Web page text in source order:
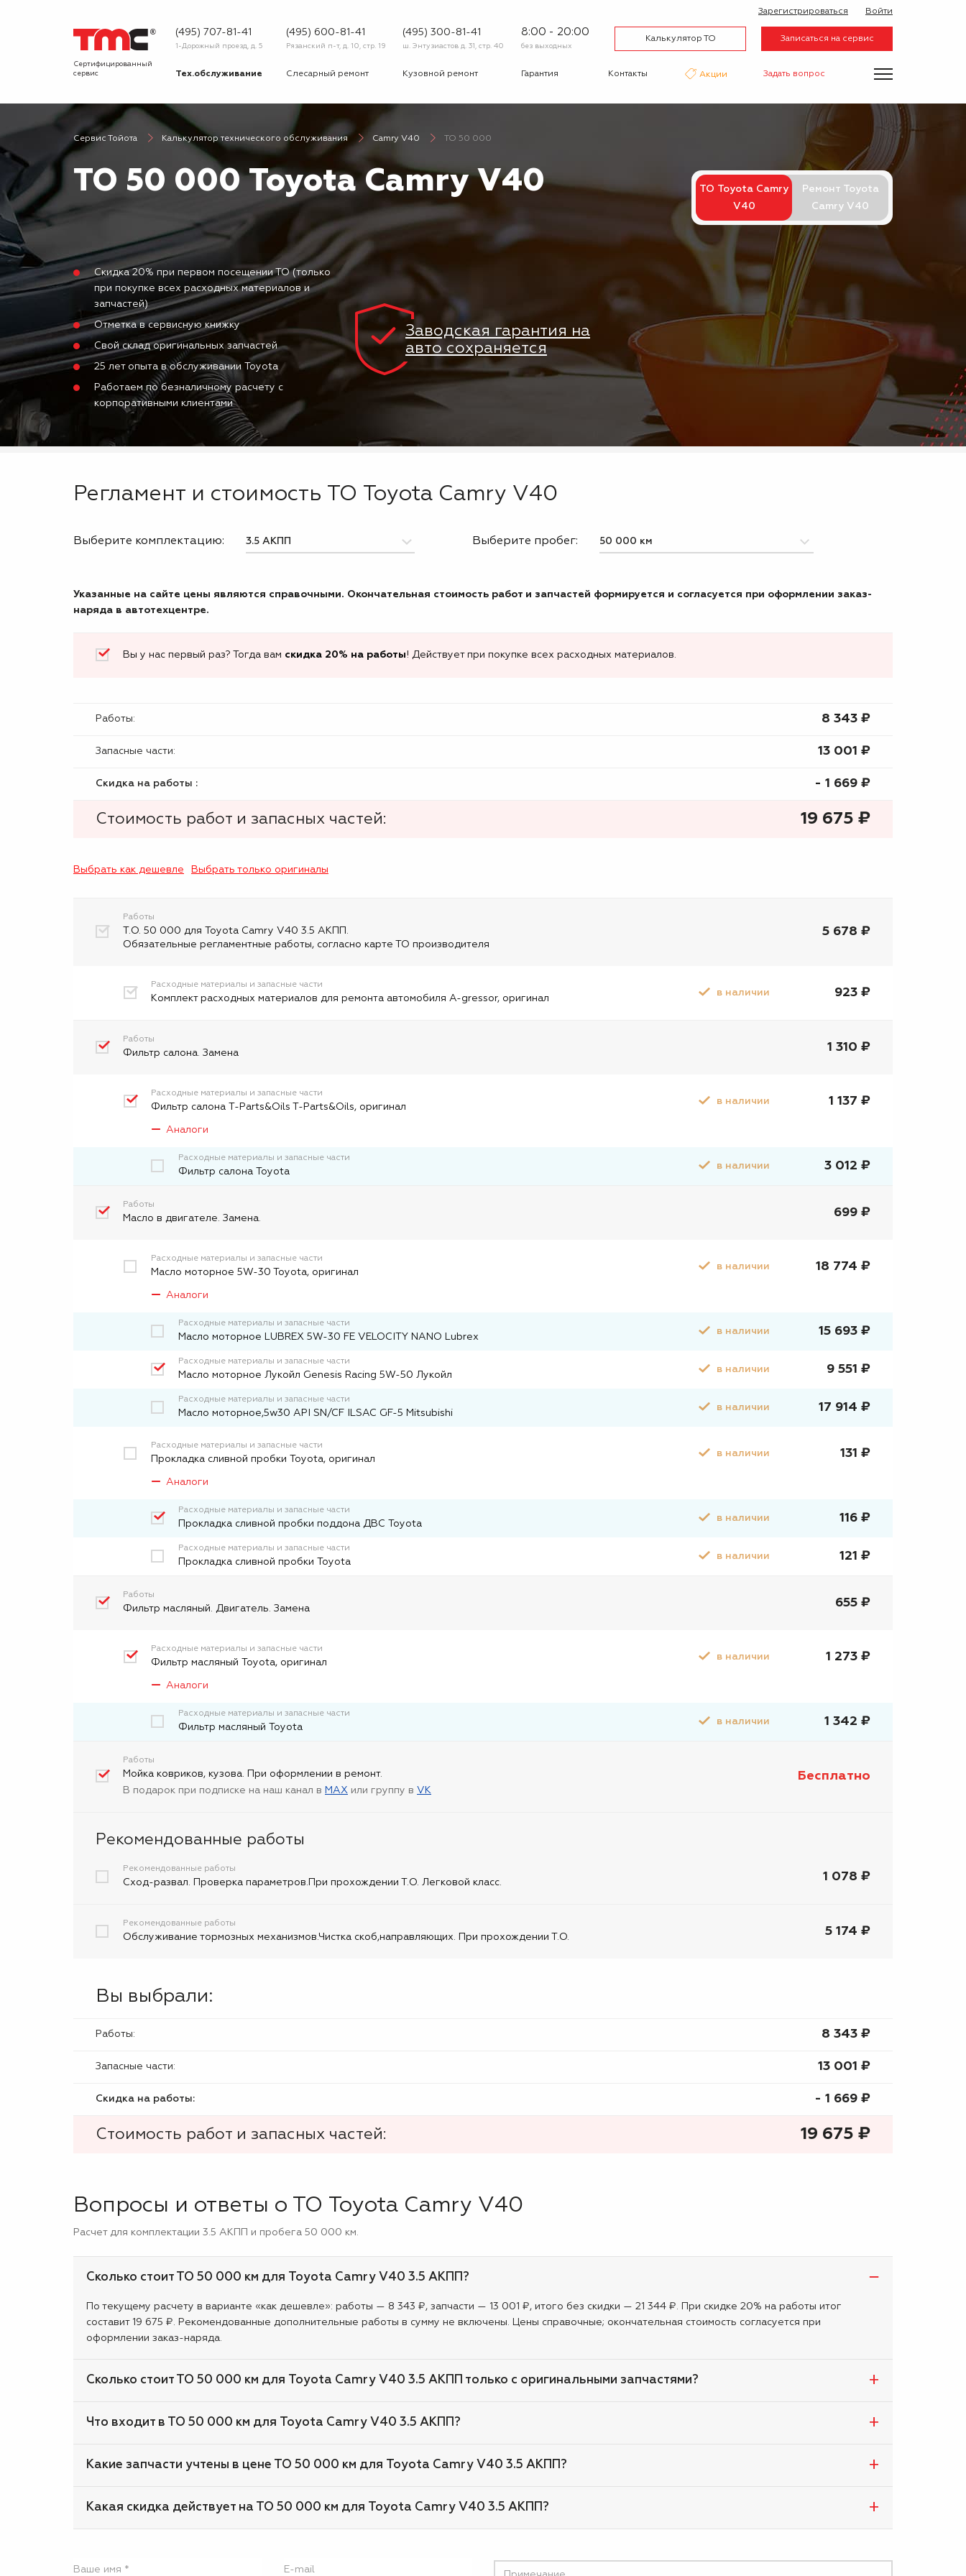
Сертифицированный
сервис
(495) 707-81-41
1-Дорожный проезд, д. 5
(495) 600-81-41
Рязанский п-т, д. 10, стр. 19
(495) 300-81-41
ш. Энтузиастов д. 31, стр. 40
8:00 - 20:00
без выходных
Калькулятор ТО Записаться на сервис
Зарегистрироваться Войти
Тех.обслуживание Слесарный ремонт Кузовной ремонт Гарантия Контакты Акции Задать вопрос
О сервисе Вопрос-ответ
Новости Галерея Вакансии Отзывы
Сервис Тойота Калькулятор технического обслуживания Camry V40 ТО 50 000
ТО 50 000 Toyota Camry V40
ТО Toyota Camry
V40
Ремонт Toyota
Camry V40
Скидка 20% при первом посещении ТО (только
при покупке всех расходных материалов и
запчастей)
Отметка в сервисную книжку
Свой склад оригинальных запчастей
25 лет опыта в обслуживании Toyota
Работаем по безналичному расчету с
корпоративными клиентами
Заводская гарантия на
авто сохраняется
Регламент и стоимость ТО Toyota Camry V40
Выберите комплектацию: Выберите пробег:
Указанные на сайте цены являются справочными. Окончательная стоимость работ и запчастей формируется и согласуется при оформлении заказ-
наряда в автотехцентре.
Вы у нас первый раз? Тогда вам скидка 20% на работы! Действует при покупке всех расходных материалов.
Работы: 8 343 ₷
Запасные части: 13 001 ₷
Скидка на работы : - 1 669 ₷
Стоимость работ и запасных частей: 19 675 ₷
Выбрать как дешевле Выбрать только оригиналы
Работы
Т.О. 50 000 для Toyota Camry V40 3.5 АКПП.
Обязательные регламентные работы, согласно карте ТО производителя
5 678 ₽
Расходные материалы и запасные части
Комплект расходных материалов для ремонта автомобиля A-gressor, оригинал
в наличии 923 ₽
Работы
Фильтр салона. Замена 1 310 ₽
Расходные материалы и запасные части
Фильтр салона T-Parts&Oils T-Parts&Oils, оригинал
в наличии 1 137 ₽
Аналоги
Расходные материалы и запасные части
Фильтр салона Toyota
в наличии 3 012 ₽
Работы
Масло в двигателе. Замена. 699 ₽
Расходные материалы и запасные части
Масло моторное 5W-30 Toyota, оригинал
в наличии 18 774 ₽
Аналоги
Расходные материалы и запасные части
Масло моторное LUBREX 5W-30 FE VELOCITY NANO Lubrex
в наличии 15 693 ₽
Расходные материалы и запасные части
Масло моторное Лукойл Genesis Racing 5W-50 Лукойл
в наличии 9 551 ₽
Расходные материалы и запасные части
Масло моторное,5w30 API SN/CF ILSAC GF-5 Mitsubishi
в наличии 17 914 ₽
Расходные материалы и запасные части
Прокладка сливной пробки Toyota, оригинал
в наличии 131 ₽
Аналоги
Расходные материалы и запасные части
Прокладка сливной пробки поддона ДВС Toyota
в наличии 116 ₽
Расходные материалы и запасные части
Прокладка сливной пробки Toyota
в наличии 121 ₽
Работы
Фильтр масляный. Двигатель. Замена 655 ₽
Расходные материалы и запасные части
Фильтр масляный Toyota, оригинал
в наличии 1 273 ₽
Аналоги
Расходные материалы и запасные части
Фильтp масляный Toyota
в наличии 1 342 ₽
Работы
Мойка ковриков, кузова. При оформлении в ремонт.
В подарок при подписке на наш канал в MAX или группу в VK
Бесплатно
Рекомендованные работы
Рекомендованные работы
Сход-развал. Проверка параметров.При прохождении Т.О. Легковой класс. 1 078 ₽
Рекомендованные работы
Обслуживание тормозных механизмов.Чистка скоб,направляющих. При прохождении Т.О. 5 174 ₽
Вы выбрали:
Работы: 8 343 ₷
Запасные части: 13 001 ₷
Скидка на работы: - 1 669 ₷
Стоимость работ и запасных частей: 19 675 ₷
Вопросы и ответы о ТО Toyota Camry V40
Расчет для комплектации 3.5 АКПП и пробега 50 000 км.
Сколько стоит ТО 50 000 км для Toyota Camry V40 3.5 АКПП?
По текущему расчету в варианте «как дешевле»: работы — 8 343 ₽, запчасти — 13 001 ₽, итого без скидки — 21 344 ₽. При скидке 20% на работы итог
составит 19 675 ₽. Рекомендованные дополнительные работы в сумму не включены. Цены справочные; окончательная стоимость согласуется при
оформлении заказ-наряда.
Сколько стоит ТО 50 000 км для Toyota Camry V40 3.5 АКПП только с оригинальными запчастями?
Что входит в ТО 50 000 км для Toyota Camry V40 3.5 АКПП?
Какие запчасти учтены в цене ТО 50 000 км для Toyota Camry V40 3.5 АКПП?
Какая скидка действует на ТО 50 000 км для Toyota Camry V40 3.5 АКПП?